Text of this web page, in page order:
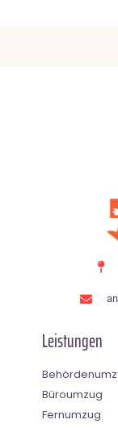
Leistungen
Büroumzug
Fernumzug